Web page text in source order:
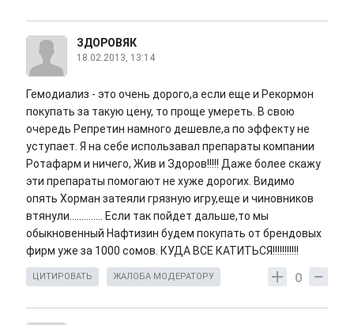
ЗДОРОВЯК
18.02.2013, 13:14
Гемодиализ - это очень дорого,а если еще и Рекормон
покупать за такую цену, то проще умереть. В свою
очередь Репретин намного дешевле,а по эффекту не
уступает. Я на себе использавал препараты компании
Ротафарм и ничего, Жив и Здоров!!!!! Даже более скажу
эти препараты помогают не хуже дорогих. Видимо
опять Хорман затеяли грязную игру,еще и чиновников
втянули.............. Если так пойдет дальше,то мы
обыкновенный Нафтизин будем покупать от брендовых
фирм уже за 1000 сомов. КУДА ВСЕ КАТИТЬСЯ!!!!!!!!!!!
0
ЦИТИРОВАТЬ ЖАЛОБА МОДЕРАТОРУ